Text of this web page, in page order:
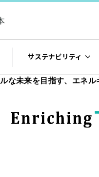
サステナビリティ
な未来を目指す、エネ